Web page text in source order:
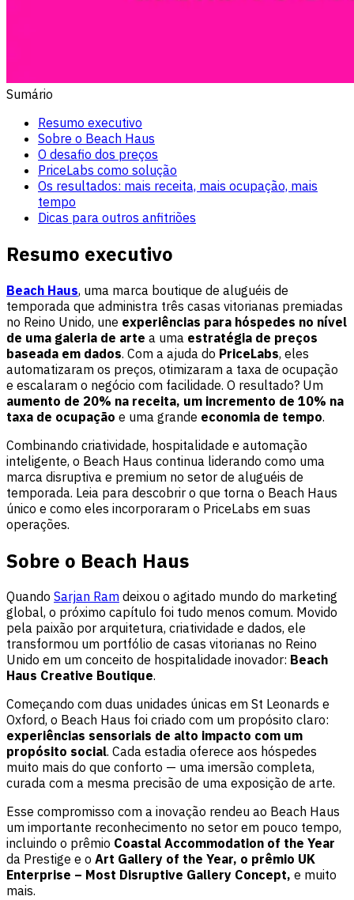
Sumário
Resumo executivo
Sobre o Beach Haus
O desafio dos preços
PriceLabs como solução
Os resultados: mais receita, mais ocupação, mais
tempo
Dicas para outros anfitriões
Resumo executivo
Beach Haus, uma marca boutique de aluguéis de
temporada que administra três casas vitorianas premiadas
no Reino Unido, une experiências para hóspedes no nível
de uma galeria de arte a uma estratégia de preços
baseada em dados. Com a ajuda do PriceLabs, eles
automatizaram os preços, otimizaram a taxa de ocupação
e escalaram o negócio com facilidade. O resultado? Um
aumento de 20% na receita, um incremento de 10% na
taxa de ocupação e uma grande economia de tempo.
Combinando criatividade, hospitalidade e automação
inteligente, o Beach Haus continua liderando como uma
marca disruptiva e premium no setor de aluguéis de
temporada. Leia para descobrir o que torna o Beach Haus
único e como eles incorporaram o PriceLabs em suas
operações.
Sobre o Beach Haus
Quando Sarjan Ram deixou o agitado mundo do marketing
global, o próximo capítulo foi tudo menos comum. Movido
pela paixão por arquitetura, criatividade e dados, ele
transformou um portfólio de casas vitorianas no Reino
Unido em um conceito de hospitalidade inovador: Beach
Haus Creative Boutique.
Começando com duas unidades únicas em St Leonards e
Oxford, o Beach Haus foi criado com um propósito claro:
experiências sensoriais de alto impacto com um
propósito social. Cada estadia oferece aos hóspedes
muito mais do que conforto — uma imersão completa,
curada com a mesma precisão de uma exposição de arte.
Esse compromisso com a inovação rendeu ao Beach Haus
um importante reconhecimento no setor em pouco tempo,
incluindo o prêmio Coastal Accommodation of the Year
da Prestige e o Art Gallery of the Year, o prêmio UK
Enterprise – Most Disruptive Gallery Concept, e muito
mais.